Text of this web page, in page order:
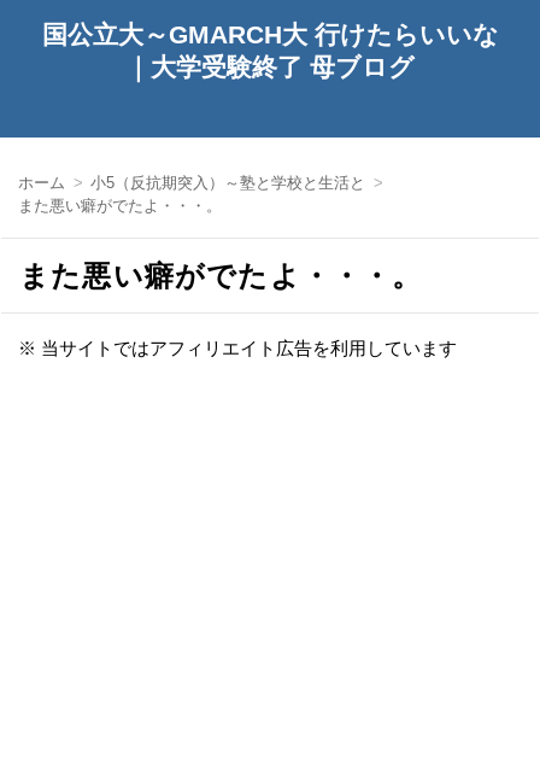
国公立大～GMARCH大 行けたらいいな
｜大学受験終了 母ブログ
ホーム
小5（反抗期突入）～塾と学校と生活と
また悪い癖がでたよ・・・。
また悪い癖がでたよ・・・。
※ 当サイトではアフィリエイト広告を利用しています